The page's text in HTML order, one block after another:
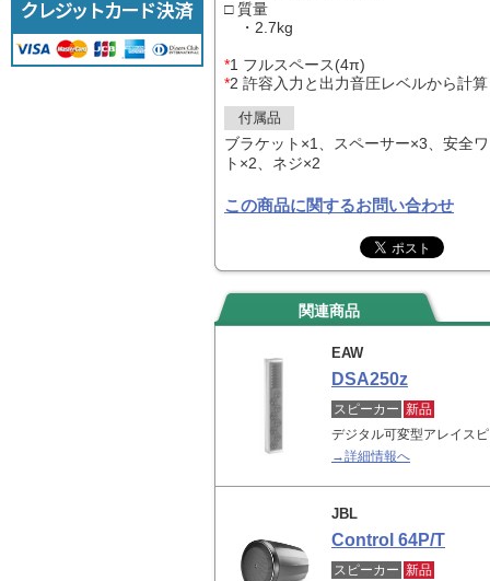
□ 質量
・2.7kg
*1 フルスペース(4π)
*2 許容入力と出力音圧レベルから計算
付属品
ブラケット×1、スペーサー×3、安全
ト×2、ネジ×2
この商品に関するお問い合わせ
関連商品
EAW
DSA250z
スピーカー 新品
デジタル可変型アレイス
→詳細情報へ
JBL
Control 64P/T
スピーカー 新品